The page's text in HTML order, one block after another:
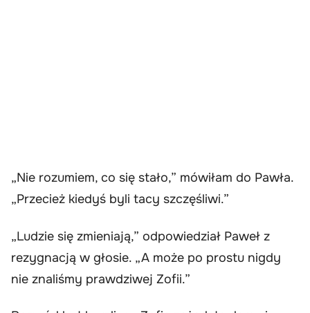
„Nie rozumiem, co się stało,” mówiłam do Pawła.
„Przecież kiedyś byli tacy szczęśliwi.”
„Ludzie się zmieniają,” odpowiedział Paweł z
rezygnacją w głosie. „A może po prostu nigdy
nie znaliśmy prawdziwej Zofii.”